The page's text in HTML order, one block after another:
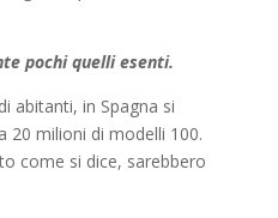
pochi quelli esenti.
abitanti, in Spagna si
20 milioni di modelli 100.
come si dice, sarebbero